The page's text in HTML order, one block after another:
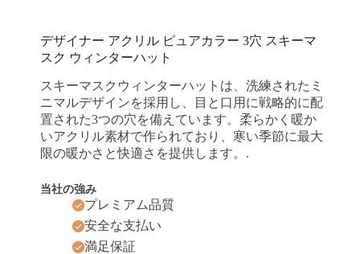
デザイナー アクリル ピュアカラー 3穴 スキーマ
スク ウィンターハット
スキーマスクウィンターハットは、洗練されたミ
ニマルデザインを採用し、目と口用に戦略的に配
置された3つの穴を備えています。柔らかく暖か
いアクリル素材で作られており、寒い季節に最大
限の暖かさと快適さを提供します。.
当社の強み
プレミアム品質
安全な支払い
満足保証